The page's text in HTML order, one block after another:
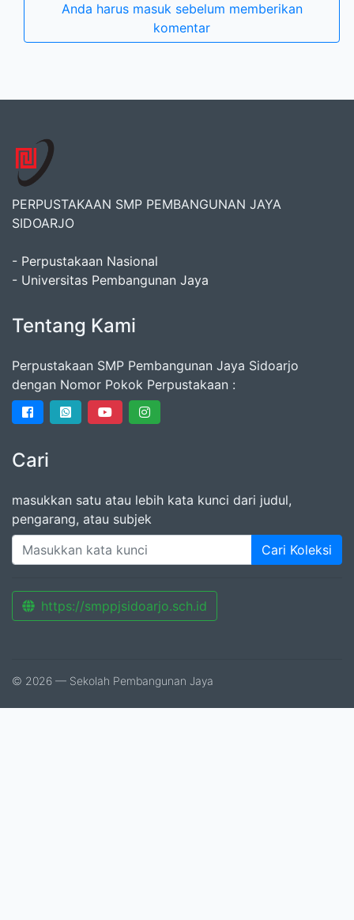
Anda harus masuk sebelum memberikan
komentar
PERPUSTAKAAN SMP PEMBANGUNAN JAYA
SIDOARJO
- Perpustakaan Nasional
- Universitas Pembangunan Jaya
Tentang Kami
Perpustakaan SMP Pembangunan Jaya Sidoarjo
dengan Nomor Pokok Perpustakaan :
Cari
masukkan satu atau lebih kata kunci dari judul,
pengarang, atau subjek
Cari Koleksi
https://smppjsidoarjo.sch.id
© 2026 — Sekolah Pembangunan Jaya